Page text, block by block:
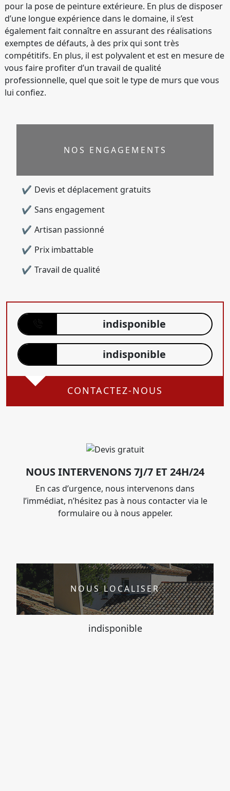
pour la pose de peinture extérieure. En plus de disposer
d’une longue expérience dans le domaine, il s’est
également fait connaître en assurant des réalisations
exemptes de défauts, à des prix qui sont très
compétitifs. En plus, il est polyvalent et est en mesure de
vous faire profiter d’un travail de qualité
professionnelle, quel que soit le type de murs que vous
lui confiez.
NOS ENGAGEMENTS
Devis et déplacement gratuits
Sans engagement
Artisan passionné
Prix imbattable
Travail de qualité
indisponible
indisponible
CONTACTEZ-NOUS
NOUS INTERVENONS 7J/7 ET 24H/24
En cas d’urgence, nous intervenons dans
l’immédiat, n’hésitez pas à nous contacter via le
formulaire ou à nous appeler.
NOUS LOCALISER
indisponible